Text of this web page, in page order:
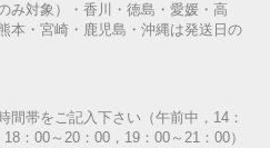
み対象）・香川・徳島・愛媛・高
本・宮崎・鹿児島・沖縄は発送日の
間帯をご記入下さい（午前中，14：
：00～20：00，19：00～21：00）